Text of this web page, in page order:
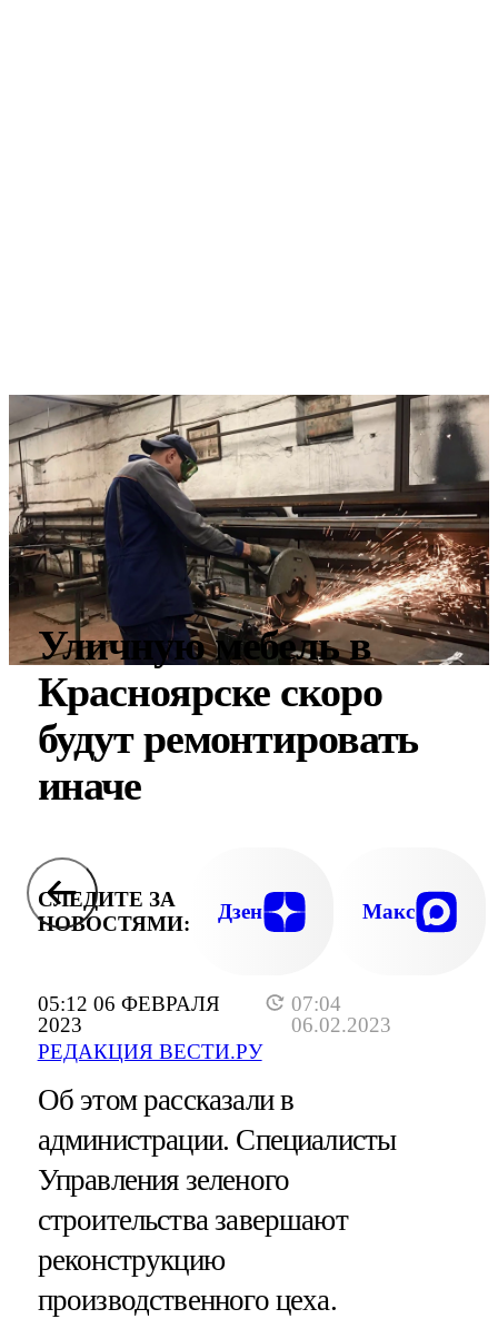
05:12 06 ФЕВРАЛЯ
2023
07:04
06.02.2023
РЕДАКЦИЯ ВЕСТИ.РУ
Уличную мебель в
Красноярске скоро
будут ремонтировать
иначе
СЛЕДИТЕ ЗА
НОВОСТЯМИ:
Дзен Макс
Об этом рассказали в
администрации. Специалисты
Управления зеленого
строительства завершают
реконструкцию
производственного цеха.